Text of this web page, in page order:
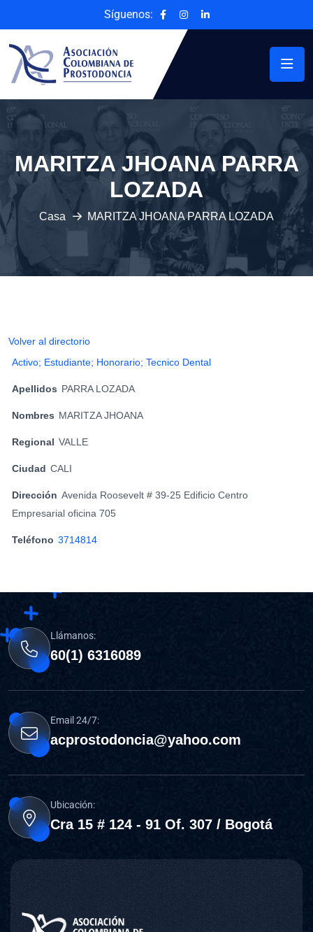
Síguenos:
MARITZA JHOANA PARRA
LOZADA
Casa MARITZA JHOANA PARRA LOZADA
Volver al directorio
Activo; Estudiante; Honorario; Tecnico Dental
Apellidos PARRA LOZADA
Nombres MARITZA JHOANA
Regional VALLE
Ciudad CALI
Dirección Avenida Roosevelt # 39-25 Edificio Centro
Empresarial oficina 705
Teléfono 3714814
Llámanos:
60(1) 6316089
Email 24/7:
acprostodoncia@yahoo.com
Ubicación:
Cra 15 # 124 - 91 Of. 307 / Bogotá